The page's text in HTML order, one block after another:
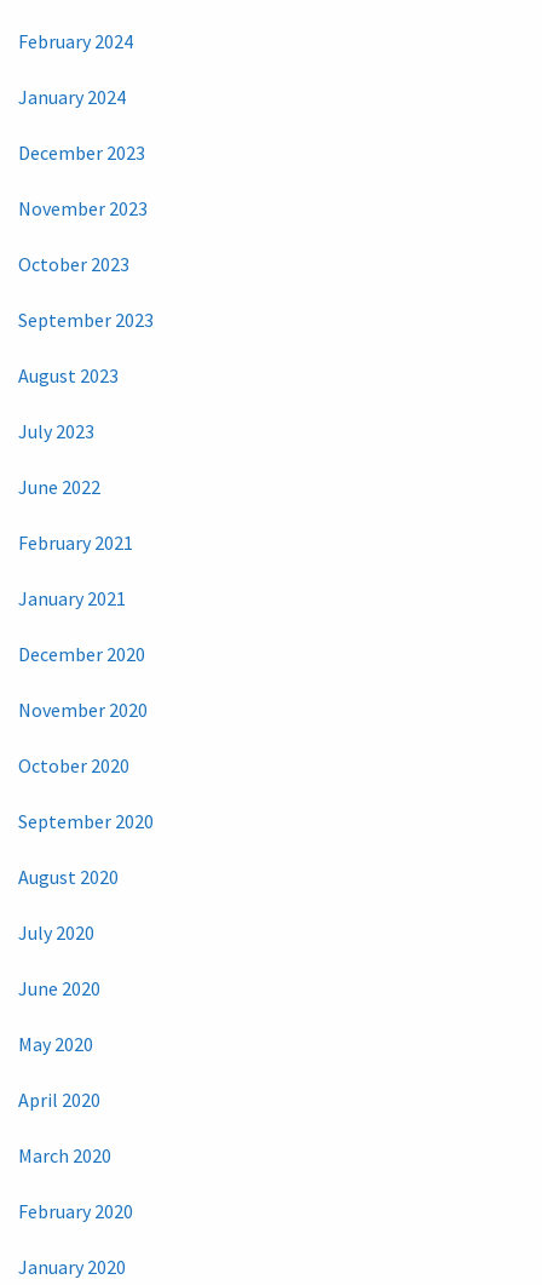
February 2024
January 2024
December 2023
November 2023
October 2023
September 2023
August 2023
July 2023
June 2022
February 2021
January 2021
December 2020
November 2020
October 2020
September 2020
August 2020
July 2020
June 2020
May 2020
April 2020
March 2020
February 2020
January 2020